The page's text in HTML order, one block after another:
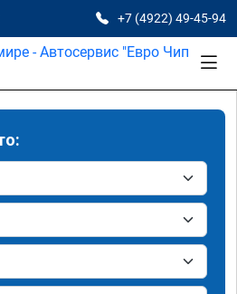
+7 (4922) 49-45-94